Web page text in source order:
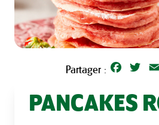
Partager : Facebook
PANCAKES